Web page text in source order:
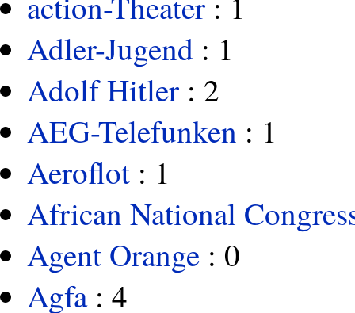
Adler-Jugend : 1
Adolf Hitler : 2
AEG-Telefunken : 1
Aeroflot : 1
African National
Agent Orange : 0
Agfa: 4